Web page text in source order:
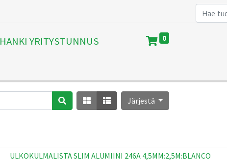
HANKI YRITYSTUNNUS 0
Järjestä
ULKOKULMALISTA SLIM ALUMIINI 246A 4,5MM:2,5M:BLANCO